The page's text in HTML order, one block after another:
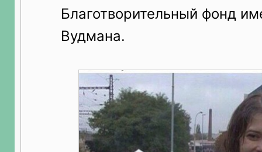
Благотворительный фонд
Вудмана.